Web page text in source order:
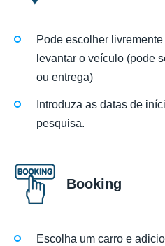
Pode escolher
levantar o veículo (pode
ou entrega)
Introduza as datas de
pesquisa.
Booking
Escolha um carro e